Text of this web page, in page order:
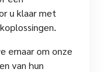
u klaar met
ernaar om onze
van hun